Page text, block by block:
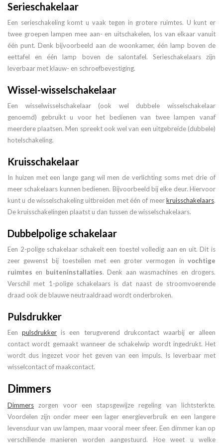
Serieschakelaar
Een serieschakeling komt u vaak tegen in grotere ruimtes. U kunt er
twee groepen lampen mee aan- en uitschakelen, los van elkaar vanuit
één punt. Denk bijvoorbeeld aan de woonkamer, één lamp boven de
eettafel en één lamp boven de salontafel. Serieschakelaars zijn
leverbaar met klauw- en schroefbevestiging.
Wissel-wisselschakelaar
Een wisselwisselschakelaar (ook wel dubbele wisselschakelaar
genoemd) gebruikt u voor het bedienen van twee lampen vanaf
meerdere plaatsen. Men spreekt ook wel van een uitgebreide (dubbele)
hotelschakeling.
Kruisschakelaar
In huizen met een lange gang wil men de verlichting soms met drie of
meer schakelaars kunnen bedienen. Bijvoorbeeld bij elke deur. Hiervoor
kunt u de wisselschakeling uitbreiden met één of meerkruisschakelaars.
De kruisschakelingen plaatst u dan tussen de wisselschakelaars.
Dubbelpolige schakelaar
Een 2-polige schakelaar schakelt een toestel volledig aan en uit. Dit is
zeer gewenst bij toestellen met een groter vermogen in vochtige
ruimtes en buiteninstallaties. Denk aan wasmachines en drogers.
Verschil met 1-polige schakelaars is dat naast de stroomvoerende
draad ook de blauwe neutraaldraad wordt onderbroken.
Pulsdrukker
Eenpulsdrukker is een terugverend drukcontact waarbij er alleen
contact wordt gemaakt wanneer de schakelwip wordt ingedrukt. Het
wordt dus ingezet voor het geven van een impuls. Is leverbaar met
wisselcontact of maakcontact.
Dimmers
Dimmers zorgen voor een stapsgewijze regeling van lichtsterkte.
Voordelen zijn onder meer een lager energieverbruik en een langere
levensduur van uw lampen, maar vooral meer sfeer. Een dimmer kan op
verschillende manieren worden aangestuurd. Hoe weet u welke